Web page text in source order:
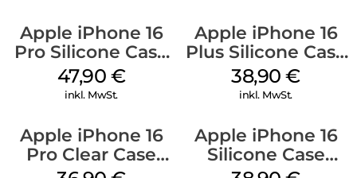
Apple iPhone 16
Pro Silicone Case
MagSafe Denim
47,90 €
inkl. MwSt.
Apple iPhone 16
Plus Silicone Case
MagSafe Denim
38,90€
inkl. MwSt.
Apple iPhone 16
Pro Clear Case
Apple iPhone 16
Silicone Case